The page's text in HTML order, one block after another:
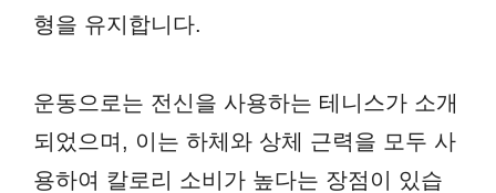
형을 유지합니다.
운동으로는 전신을 사용하는 테니스가 소개
되었으며, 이는 하체와 상체 근력을 모두 사
용하여 칼로리 소비가 높다는 장점이 있습